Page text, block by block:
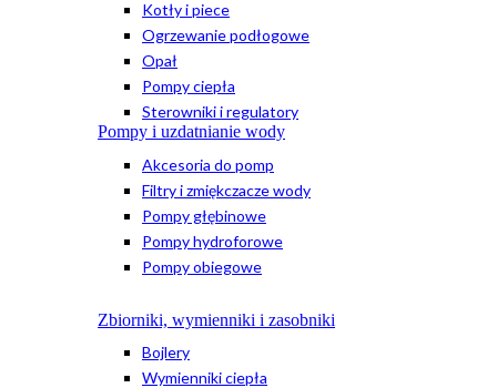
Kotły i piece
Ogrzewanie podłogowe
Opał
Pompy ciepła
Sterowniki i regulatory
Pompy i uzdatnianie wody
Akcesoria do pomp
Filtry i zmiękczacze wody
Pompy głębinowe
Pompy hydroforowe
Pompy obiegowe
Zbiorniki, wymienniki i zasobniki
Bojlery
Wymienniki ciepła